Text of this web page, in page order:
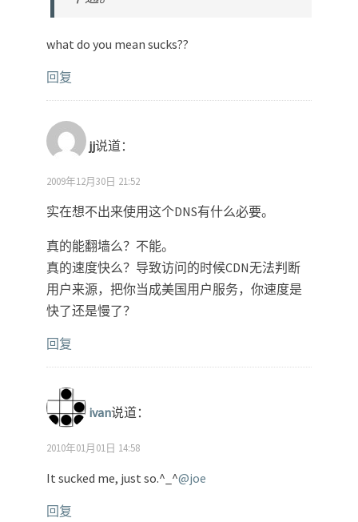
what do you mean sucks??
回复
jj说道：
2009年12月30日 21:52
实在想不出来使用这个DNS有什么必要。
真的能翻墙么？不能。
真的速度快么？导致访问的时候CDN无法判断
用户来源，把你当成美国用户服务，你速度是
快了还是慢了？
回复
ivan说道：
2010年01月01日 14:58
It sucked me, just so.^_^@joe
回复